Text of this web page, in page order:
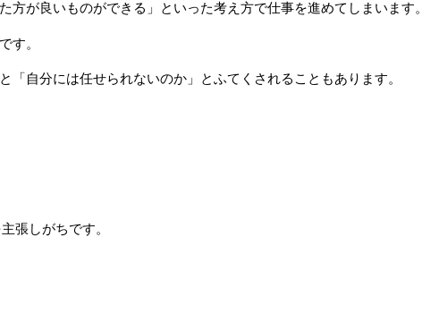
が良いものができる」といった考え方で仕事を進めてしまいます。
す。
自分には任せられないのか」とふてくされることもあります。
張しがちです。